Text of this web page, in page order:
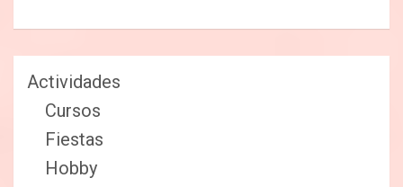
Actividades
Cursos
Fiestas
Hobby